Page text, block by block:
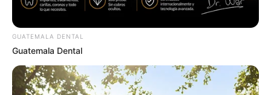
kanompung.blogspot,isnhotnews)
กระทง การเลือกกระทง
GUATEMALA DENTAL
Guatemala Dental